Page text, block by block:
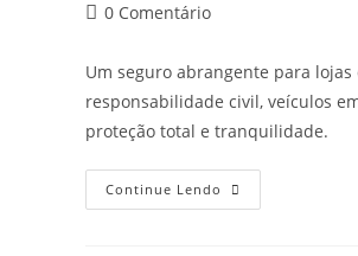
0 Comentário
Um seguro abrangente para
responsabilidade civil, veículos
proteção total e tranquilidade.
Continue Lendo